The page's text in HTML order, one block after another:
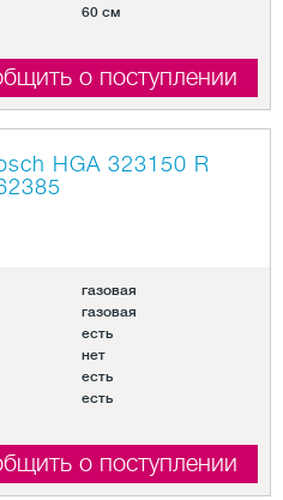
60 см
о поступлении
HGA 323150 R
газовая
газовая
есть
нет
есть
есть
о поступлении